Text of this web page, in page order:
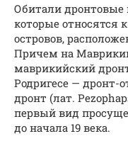
Обитали дронтовые
которые относятся
островов,
Причем на
маврикийский
Родригесе — дронт-
дронт (лат.
первый вид
до начала 19 века.